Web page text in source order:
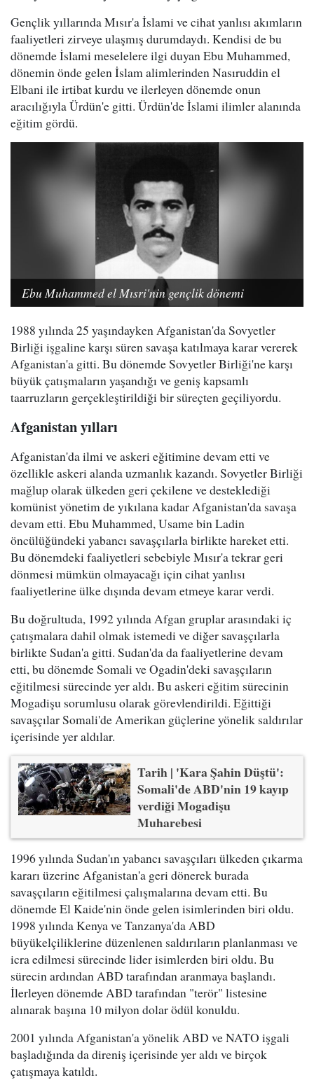
Gençlik yıllarında Mısır'a İslami ve cihat yanlısı akımların
faaliyetleri zirveye ulaşmış durumdaydı. Kendisi de bu
dönemde İslami meselelere ilgi duyan Ebu Muhammed,
dönemin önde gelen İslam alimlerinden Nasıruddin el
Elbani ile irtibat kurdu ve ilerleyen dönemde onun
aracılığıyla Ürdün'e gitti. Ürdün'de İslami ilimler alanında
eğitim gördü.
Ebu Muhammed el Mısri'nin gençlik dönemi
1988 yılında 25 yaşındayken Afganistan'da Sovyetler
Birliği işgaline karşı süren savaşa katılmaya karar vererek
Afganistan'a gitti. Bu dönemde Sovyetler Birliği'ne karşı
büyük çatışmaların yaşandığı ve geniş kapsamlı
taarruzların gerçekleştirildiği bir süreçten geçiliyordu.
Afganistan yılları
Afganistan'da ilmi ve askeri eğitimine devam etti ve
özellikle askeri alanda uzmanlık kazandı. Sovyetler Birliği
mağlup olarak ülkeden geri çekilene ve desteklediği
komünist yönetim de yıkılana kadar Afganistan'da savaşa
devam etti. Ebu Muhammed, Usame bin Ladin
öncülüğündeki yabancı savaşçılarla birlikte hareket etti.
Bu dönemdeki faaliyetleri sebebiyle Mısır'a tekrar geri
dönmesi mümkün olmayacağı için cihat yanlısı
faaliyetlerine ülke dışında devam etmeye karar verdi.
Bu doğrultuda, 1992 yılında Afgan gruplar arasındaki iç
çatışmalara dahil olmak istemedi ve diğer savaşçılarla
birlikte Sudan'a gitti. Sudan'da da faaliyetlerine devam
etti, bu dönemde Somali ve Ogadin'deki savaşçıların
eğitilmesi sürecinde yer aldı. Bu askeri eğitim sürecinin
Mogadişu sorumlusu olarak görevlendirildi. Eğittiği
savaşçılar Somali'de Amerikan güçlerine yönelik saldırılar
içerisinde yer aldılar.
Tarih | 'Kara Şahin Düştü':
Somali'de ABD'nin 19 kayıp
verdiği Mogadişu
Muharebesi
1996 yılında Sudan'ın yabancı savaşçıları ülkeden çıkarma
kararı üzerine Afganistan'a geri dönerek burada
savaşçıların eğitilmesi çalışmalarına devam etti. Bu
dönemde El Kaide'nin önde gelen isimlerinden biri oldu.
1998 yılında Kenya ve Tanzanya'da ABD
büyükelçiliklerine düzenlenen saldırıların planlanması ve
icra edilmesi sürecinde lider isimlerden biri oldu. Bu
sürecin ardından ABD tarafından aranmaya başlandı.
İlerleyen dönemde ABD tarafından "terör" listesine
alınarak başına 10 milyon dolar ödül konuldu.
2001 yılında Afganistan'a yönelik ABD ve NATO işgali
başladığında da direniş içerisinde yer aldı ve birçok
çatışmaya katıldı.